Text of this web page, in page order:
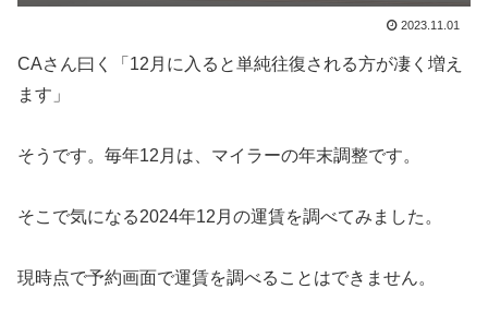
2023.11.01
CAさん曰く「12月に入ると単純往復される方が凄く増え
ます」
そうです。毎年12月は、マイラーの年末調整です。
そこで気になる2024年12月の運賃を調べてみました。
現時点で予約画面で運賃を調べることはできません。